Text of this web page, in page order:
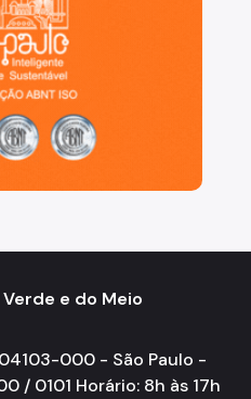
e do Meio
04103-000 - São Paulo -
/ 0101 Horário: 8h às 17h